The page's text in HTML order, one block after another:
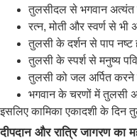
तुलसीदल से भगवान अत्यंत
रत्न, मोती और स्वर्ण से
तुलसी के दर्शन से पाप नष्ट
तुलसी के स्पर्श से मनुष्य
तुलसी को जल अर्पित करने
भगवान के चरणों में तुलसी
इसलिए कामिका एकादशी के दिन
दीपदान और रात्रि जागरण का